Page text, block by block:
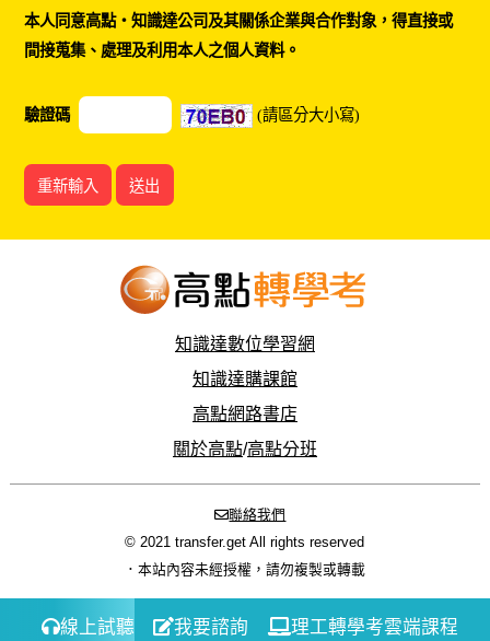
線上試聽 我要諮詢 理工轉學考雲端課程
本人同意高點‧知識達公司及其關係企業與合作對象，得直接或
間接蒐集、處理及利用本人之個人資料。
驗證碼 (請區分大小寫)
知識達數位學習網
知識達購課館
高點網路書店
關於高點/高點分班
聯絡我們
© 2021 transfer.get All rights reserved
．本站內容未經授權，請勿複製或轉載